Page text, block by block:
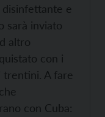
e
sarà inviato
altro
con i
trentini. A fare
con Cuba: